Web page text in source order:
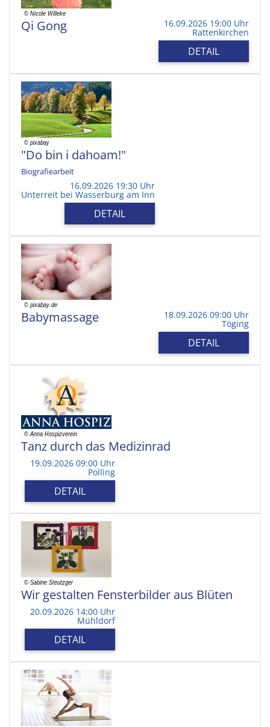
Qi Gong 16.09.2026 19:00 Uhr
Rattenkirchen
DETAIL
"Do bin i dahoam!"
Biografiearbeit
16.09.2026 19:30 Uhr
Unterreit bei Wasserburg am Inn
DETAIL
Babymassage 18.09.2026 09:00 Uhr
Töging
DETAIL
Tanz durch das Medizinrad
19.09.2026 09:00 Uhr
Polling
DETAIL
Wir gestalten Fensterbilder aus Blüten
20.09.2026 14:00 Uhr
Mühldorf
DETAIL